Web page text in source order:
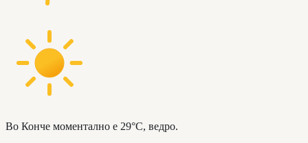
Во Конче моментално е 29°C, ведро.